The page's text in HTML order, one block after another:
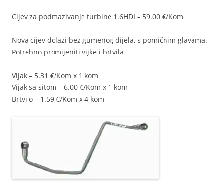
Cijev za podmazivanje turbine 1.6HDI – 59.00 €/Kom
Nova cijev dolazi bez gumenog dijela, s pomičnim glavama.
Potrebno promijeniti vijke i brtvila
Vijak – 5.31 €/Kom x 1 kom
Vijak sa sitom – 6.00 €/Kom x 1 kom
Brtvilo – 1.59 €/Kom x 4 kom